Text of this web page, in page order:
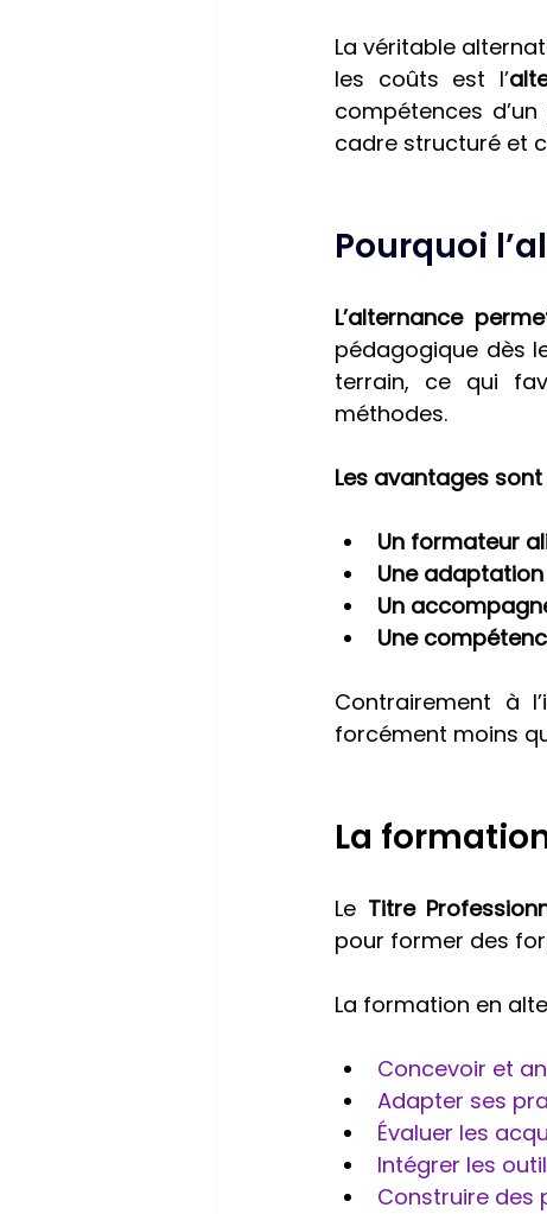
La véritable
les coûts est l’
compétences
cadre structuré et
Pourquoi
L’alternance
pédagogique dès
terrain, ce qui
méthodes.
Les avantages
Un formateur
Une
Un
Une
Contrairement à
forcément moins
La
Le Titre
pour former des
La formation en
Concevoir et
Adapter ses
Évaluer les
Intégrer les
Construire des